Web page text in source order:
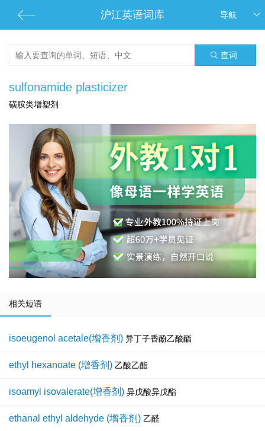
沪江英语词库 导航
查词
sulfonamide plasticizer
磺胺类增塑剂
相关短语
isoeugenol acetale(增香剂) 异丁子香酚乙酸酯
ethyl hexanoate (增香剂) 乙酸乙酯
isoamyl isovalerate(增香剂) 异戊酸异戊酯
ethanal ethyl aldehyde (增香剂) 乙醛